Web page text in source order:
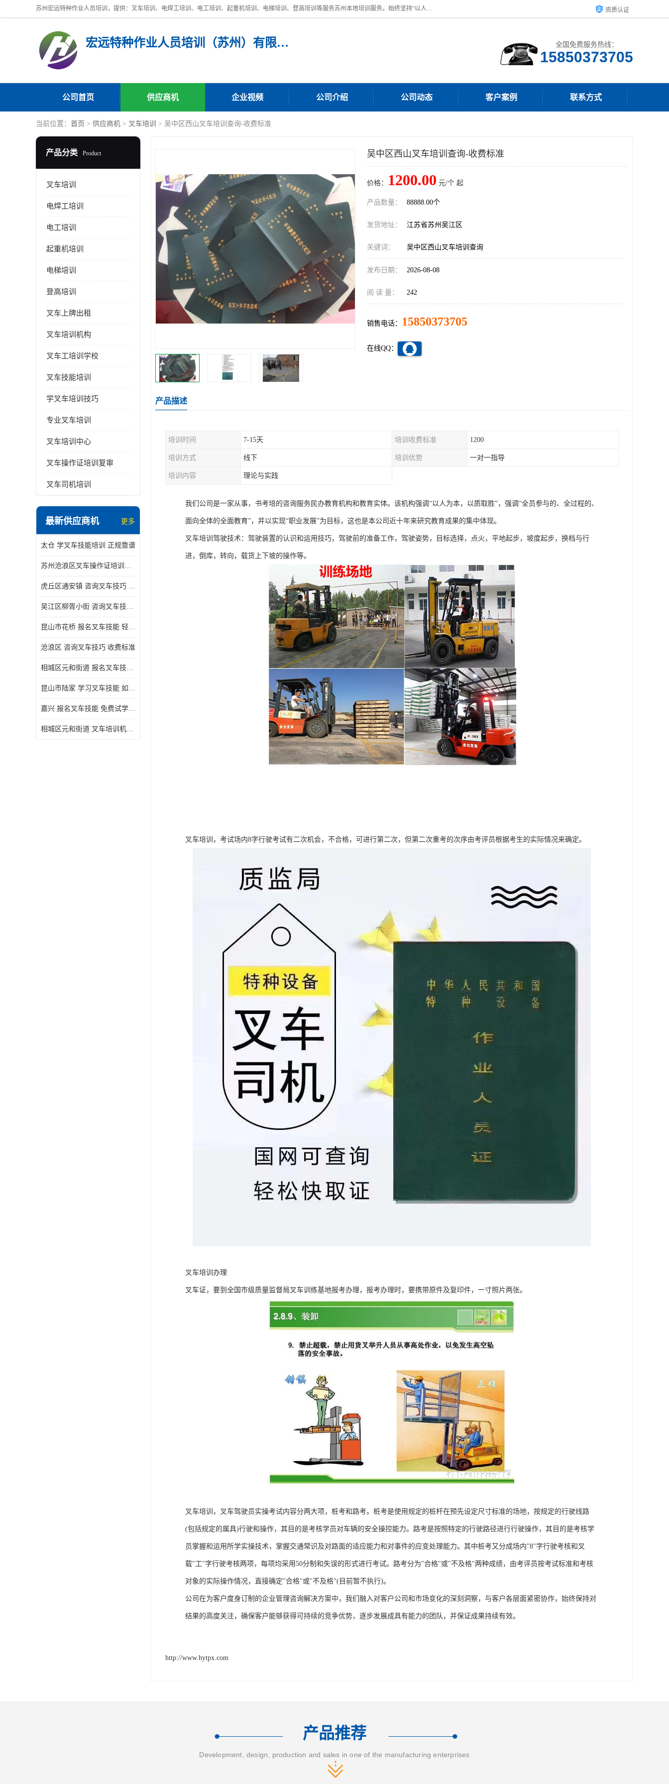
苏州宏远特种作业人员培训，提供：叉车培训、电焊工培训、电工培训、起重机培训、电梯培训、登高培训等服务苏州本地培训服务。始终坚持“以人为本，质量立校”的办学思想，以培养社会应用型人才为己任，明码收费，诚实守信，中途不收任何费用。随到随学，学会为止，一期未学会者免费再学，直到学会为止。 资质认证
宏远特种作业人员培训（苏州）有限公司 全国免费服务热线：
15850373705
公司首页 供应商机 企业视频 公司介绍 公司动态 客户案例 联系方式
当前位置： 首页 > 供应商机 > 叉车培训 > 吴中区西山叉车培训查询-收费标准
产品分类 Product
叉车培训
电焊工培训
电工培训
起重机培训
电梯培训
登高培训
叉车上牌出租
叉车培训机构
叉车工培训学校
叉车技能培训
学叉车培训技巧
专业叉车培训
叉车培训中心
叉车操作证培训复审
叉车司机培训
最新供应商机 更多
太仓 学叉车技能培训 正规靠谱
苏州沧浪区叉车操作证培训已更新科目
虎丘区通安镇 咨询叉车技巧 新政策已公布
吴江区柳胥小街 咨询叉车技巧 附近那家正规
昆山市花桥 报名叉车技能 轻松试学无压力
沧浪区 咨询叉车技巧 收费标准
相城区元和街道 报名叉车技能 没有学历怎么办
昆山市陆家 学习叉车技能 如何选择很重要
嘉兴 报名叉车技能 免费试学联系电话
相城区元和街道 叉车培训机构 如何选择很重要
吴中区西山叉车培训查询-收费标准
价格： 1200.00 元/个 起
产品数量： 88888.00个
发货地址： 江苏省苏州吴江区
关键词： 吴中区西山叉车培训查询
发布日期： 2026-08-08
阅 读 量： 242
销售电话： 15850373705
在线QQ：
产品描述
培训时间 7-15天 培训收费标准 1200
培训方式 线下 培训优势 一对一指导
培训内容 理论与实践
我们公司是一家从事，书考培的咨询服务民办教育机构和教育实体。该机构强调“以人为本，以质取胜”，强调“全员参与的、全过程的、
面向全体的全面教育”，并以实现“职业发展”为目标，这也是本公司近十年来研究教育成果的集中体现。
叉车培训驾驶技术：驾驶装置的认识和运用技巧，驾驶前的准备工作，驾驶姿势，目标选择，点火，平地起步，坡度起步，换档与行
进，倒库，转向，载货上下坡的操作等。
叉车培训，考试场内8字行驶考试有二次机会，不合格，可进行第二次，但第二次重考的次序由考评员根据考生的实际情况来确定。
叉车培训办理
叉车证，要到全国市级质量监督局叉车训练基地报考办理，报考办理时，要携带原件及复印件，一寸照片两张。
叉车培训，叉车驾驶员实操考试内容分两大项，桩考和路考。桩考是使用规定的桩杆在预先设定尺寸标准的场地，按规定的行驶线路
(包括规定的属具)行驶和操作，其目的是考核学员对车辆的安全操控能力。路考是按照特定的行驶路径进行行驶操作，其目的是考核学
员掌握和运用所学实操技术，掌握交通常识及对路面的适应能力和对事件的应变处理能力。其中桩考又分成场内"8"字行驶考核和叉
载"工"字行驶考核两项，每项均采用50分制和失误的形式进行考试。路考分为"合格"或"不及格"两种成绩，由考评员按考试标准和考核
对象的实际操作情况，直接确定"合格"或"不及格"(目前暂不执行)。
公司在为客户度身订制的企业管理咨询解决方案中，我们融入对客户公司和市场变化的深刻洞察，与客户各层面紧密协作，始终保持对
结果的高度关注，确保客户能够获得可持续的竞争优势，逐步发展成具有能力的团队，并保证成果持续有效。
http://www.hytpx.com
产品推荐
Development, design, production and sales in one of the manufacturing enterprises